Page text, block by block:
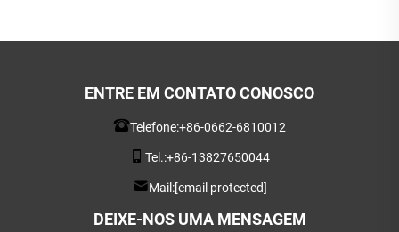
ENTRE EM CONTATO CONOSCO
Telefone:+86-0662-6810012
Tel.:+86-13827650044
Mail:[email protected]
DEIXE-NOS UMA MENSAGEM